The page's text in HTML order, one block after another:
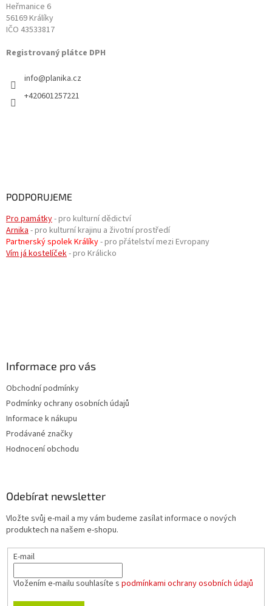
Heřmanice 6
56169 Králíky
IČO 43533817
Registrovaný plátce DPH
info@planika.cz
+420601257221
PODPORUJEME
Pro památky- pro kulturní dědictví
Arnika- pro kulturní krajinu a životní prostředí
Partnerský spolek Králíky- pro přátelství mezi Evropany
Vím já kostelíček- pro Králicko
Informace pro vás
Obchodní podmínky
Podmínky ochrany osobních údajů
Informace k nákupu
Prodávané značky
Hodnocení obchodu
Odebírat newsletter
Vložte svůj e-mail a my vám budeme zasílat informace o nových
produktech na našem e-shopu.
E-mail
Vložením e-mailu souhlasíte s podmínkami ochrany osobních údajů